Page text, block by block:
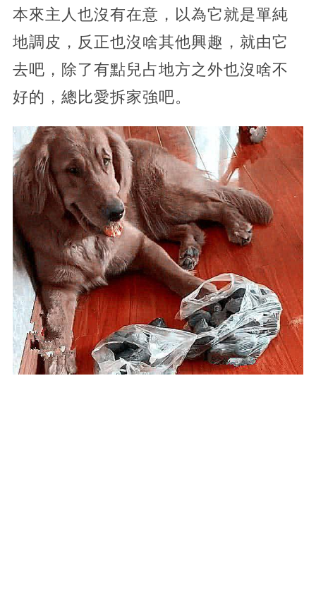
本來主人也沒有在意，以為它就是單純
地調皮，反正也沒啥其他興趣，就由它
去吧，除了有點兒占地方之外也沒啥不
好的，總比愛拆家強吧。